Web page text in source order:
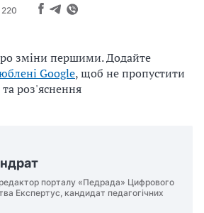
220
зміни першими. Додайте
Google, щоб не пропустити
роз'яснення
порталу «Педрада» Цифрового
Експертус, кандидат педагогічних